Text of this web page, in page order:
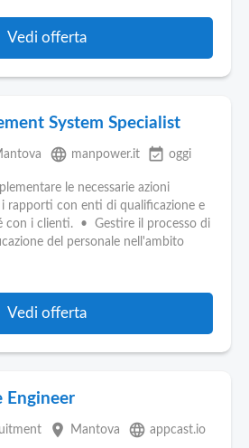
Vedi offerta
System Specialist
language manpower.it event_available oggi
le necessarie azioni
con enti di qualificazione e
con i clienti. • Gestire il processo di
del personale nell'ambito
Vedi offerta
Engineer
place Mantova language appcast.io